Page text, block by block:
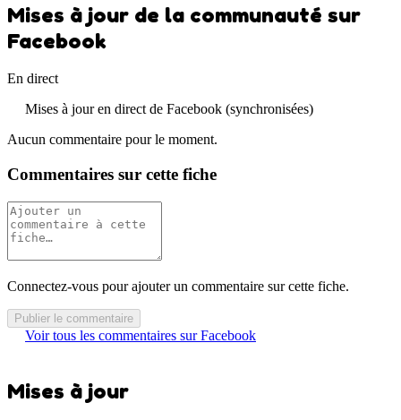
Mises à jour de la communauté sur
Facebook
En direct
Mises à jour en direct de Facebook (synchronisées)
Aucun commentaire pour le moment.
Commentaires sur cette fiche
Connectez-vous pour ajouter un commentaire sur cette fiche.
Publier le commentaire
Voir tous les commentaires sur Facebook
Mises à jour